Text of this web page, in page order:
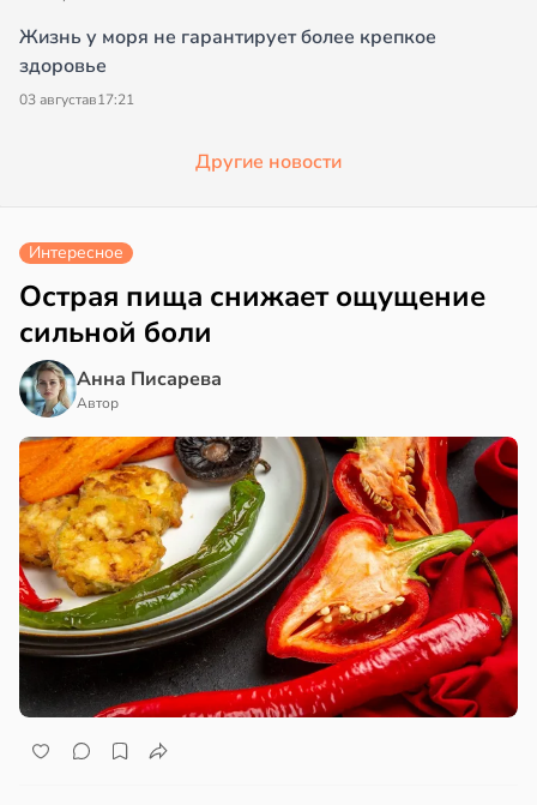
Жизнь у моря не гарантирует более крепкое
здоровье
03 августав17:21
Другие новости
Интересное
Острая пища снижает ощущение
сильной боли
Анна Писарева
Автор